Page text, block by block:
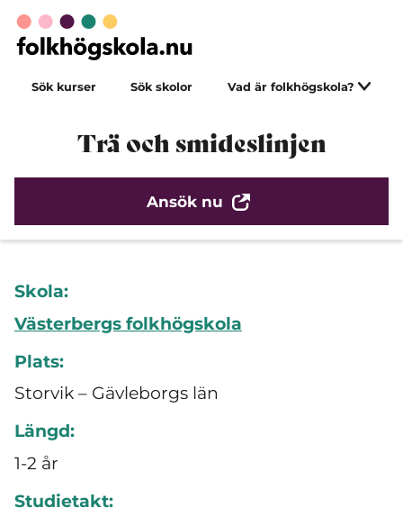
Sök kurser Sök skolor Vad är folkhögskola?
Trä och smideslinjen
Ansök nu
Skola:
Västerbergs folkhögskola
Plats:
Storvik – Gävleborgs län
Längd:
1-2 år
Studietakt: